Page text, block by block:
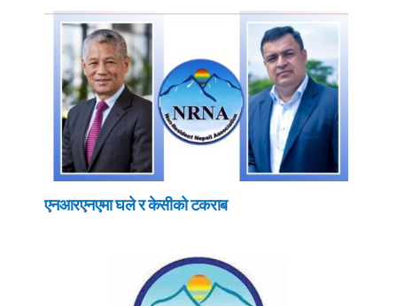
एनआरएनएमा घले र केसीको टकराब